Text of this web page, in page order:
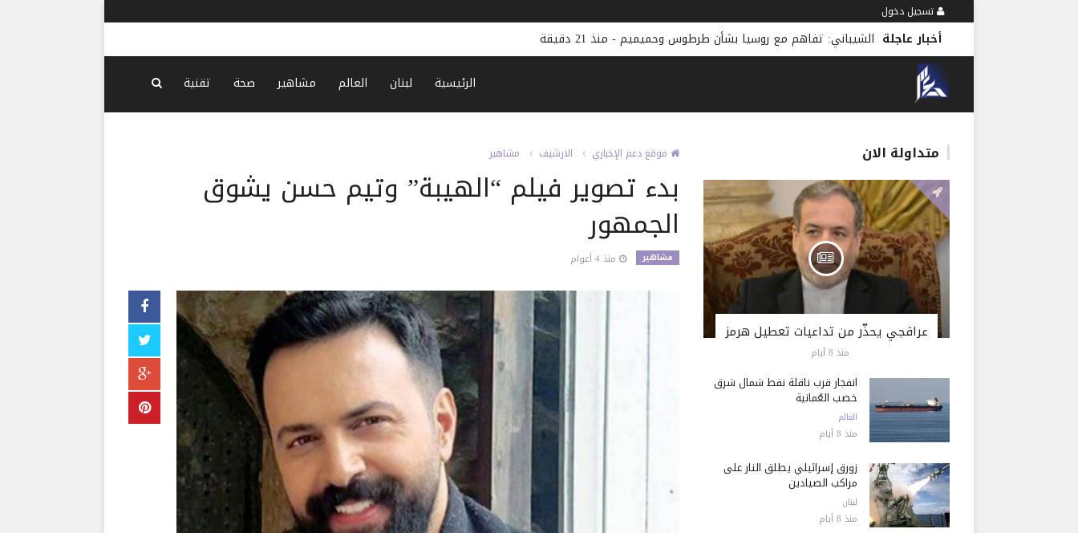
تسجيل دخول
أخبار عاجلة الشيباني: تفاهم مع روسيا بشأن طرطوس وحميميم- منذ 21 دقيقة
الرئيسية لبنان العالم مشاهير صحة تقنية
موقع دعم الإخباري الارشيف مشاهير
بدء تصوير فيلم “الهيبة” وتيم حسن يشوق
الجمهور
مشاهير منذ 4 أعوام
متداولة الان
عراقجي يحذّر من تداعيات تعطيل هرمز
منذ 8 أيام
انفجار قرب ناقلة نفط شمال شرق
خصب العُمانية
العالم
منذ 8 أيام
زورق إسرائيلي يطلق النار على
مراكب الصيادين
لبنان
منذ 8 أيام